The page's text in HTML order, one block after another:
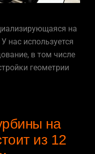
на
нас используется
в том числе
геометрии
на
из 12